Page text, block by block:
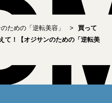
ための「逆転美容」
買って
て！【オジサンのための「逆転美